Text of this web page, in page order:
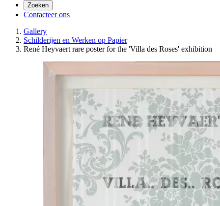
Zoeken
Contacteer ons
Gallery
Schilderijen en Werken op Papier
René Heyvaert rare poster for the 'Villa des Roses' exhibition